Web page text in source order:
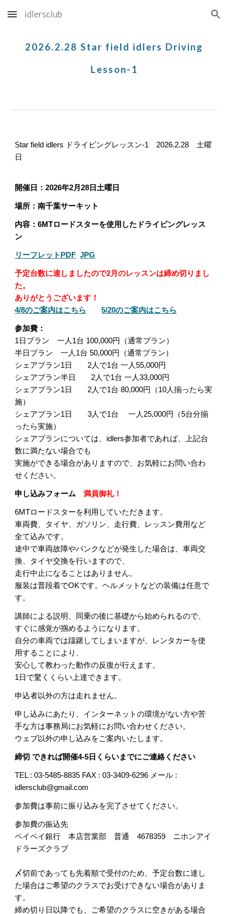
Skip to main content Skip to navigation
idlersclub
2026.2.28 Star field idlers Driving
Lesson-1
Star field idlers ドライビングレッスン-1 2026.2.28 土曜
日
開催日：2026年2月28日土曜日
場所：南千葉サーキット
内容：6MTロードスターを使用したドライビングレッス
ン
リーフレットPDF JPG
予定台数に達しましたので2月のレッスンは締め切りまし
た。
ありがとうございます！
4/8のご案内はこちら
5/20のご案内はこちら
参加費：
1日プラン 一人1台 100,000円（通常プラン）
半日プラン 一人1台50,000円（通常プラン）
シェアプラン1日
2人で1台 一人55,000円
シェアプラン半日 2人で1台 一人33,000円
シェアプラン1日 2人で1台80,000円（10人揃ったら実
施）
シェアプラン1日3人で1台 一人 25,000円（5台分揃
ったら実施）
シェアプランについては、idlers参加者であれば、上記台
数に満たない場合でも
実施ができる場合がありますので、お気軽にお問い合わ
せください。
申し込みフォーム満員御礼！
6MTロードスターを利用していただきます。
車両費、タイヤ、ガソリン、走行費、レッスン費用など
全て込みです。
途中で車両故障やパンクなどが発生した場合は、車両交
換、タイヤ交換を行いますので、
走行中止になることはありません。
服装は普段着でOKです。ヘルメットなどの装備は任意で
す。
講師による説明、同乗の後に基礎から始められるので、
すぐに感覚が掴めるようになります。
自分の車両では躊躇してしまいますが、レンタカーを使
用することにより、
安心して教わった動作の反復が行えます。
1日で驚くくらい上達できます。
申込者以外の方は走れません。
申し込みにあたり、インターネットの環境がない方や苦
手な方は事務局にお気軽にお問い合わせください。
ウェブ以外の申し込みをご案内いたします。
締切できれば開催4-5日くらいまでにご連絡ください
TEL : 03-5485-8835 FAX : 03-3409-6296 メール :
idlersclub@gmail.com
参加費は事前に振り込みを完了させてください。
参加費の振込先
ペイペイ銀行 本店営業部 普通 4678359 ニホンアイ
ドラーズクラブ
〆切前であっても先着順で受付のため、予定台数に達し
た場合はご希望のクラスでお受けできない場合がありま
す。
締め切り日以降でも、ご希望のクラスに空きがある場合